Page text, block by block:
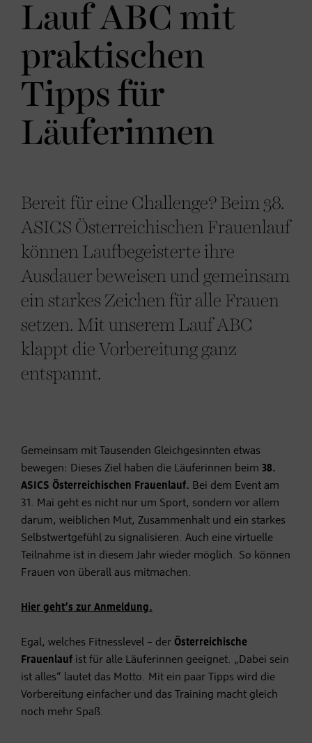
Lauf ABC mit
praktischen
Tipps für
Läuferinnen
Bereit für eine Challenge? Beim 38.
ASICS Österreichischen Frauenlauf
können Laufbegeisterte ihre
Ausdauer beweisen und gemeinsam
ein starkes Zeichen für alle Frauen
setzen. Mit unserem Lauf ABC
klappt die Vorbereitung ganz
entspannt.
Gemeinsam mit Tausenden Gleichgesinnten etwas
bewegen: Dieses Ziel haben die Läuferinnen beim 38.
ASICS Österreichischen Frauenlauf. Bei dem Event am
31. Mai geht es nicht nur um Sport, sondern vor allem
darum, weiblichen Mut, Zusammenhalt und ein starkes
Selbstwertgefühl zu signalisieren. Auch eine virtuelle
Teilnahme ist in diesem Jahr wieder möglich. So können
Frauen von überall aus mitmachen.
Hier geht’s zur Anmeldung.
Egal, welches Fitnesslevel – der Österreichische
Frauenlauf ist für alle Läuferinnen geeignet. „Dabei sein
ist alles“ lautet das Motto. Mit ein paar Tipps wird die
Vorbereitung einfacher und das Training macht gleich
noch mehr Spaß.